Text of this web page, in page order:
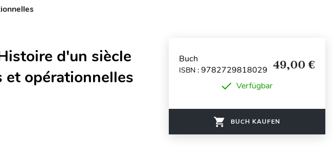
d'un siècle
opérationnelles
Buch
ISBN : 9782729818029 49,00 €
Verfügbar
BUCH KAUFEN